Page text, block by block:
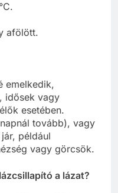
afölött.
emelkedik,
idősek vagy
esetében.
tovább), vagy
például
vagy görcsök.
a lázat?